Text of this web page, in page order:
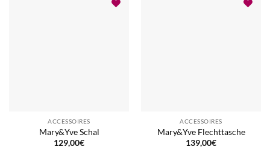
ACCESSOIRES
Mary&Yve Schal
129,00€
ACCESSOIRES
Mary&Yve Flechttasche
139,00€